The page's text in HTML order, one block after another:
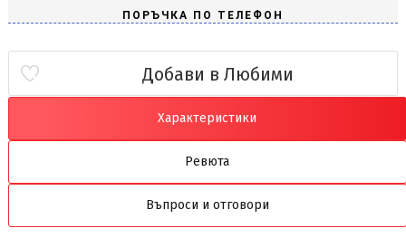
Добави в Любими
Характеристики
Ревюта
Въпроси и отговори